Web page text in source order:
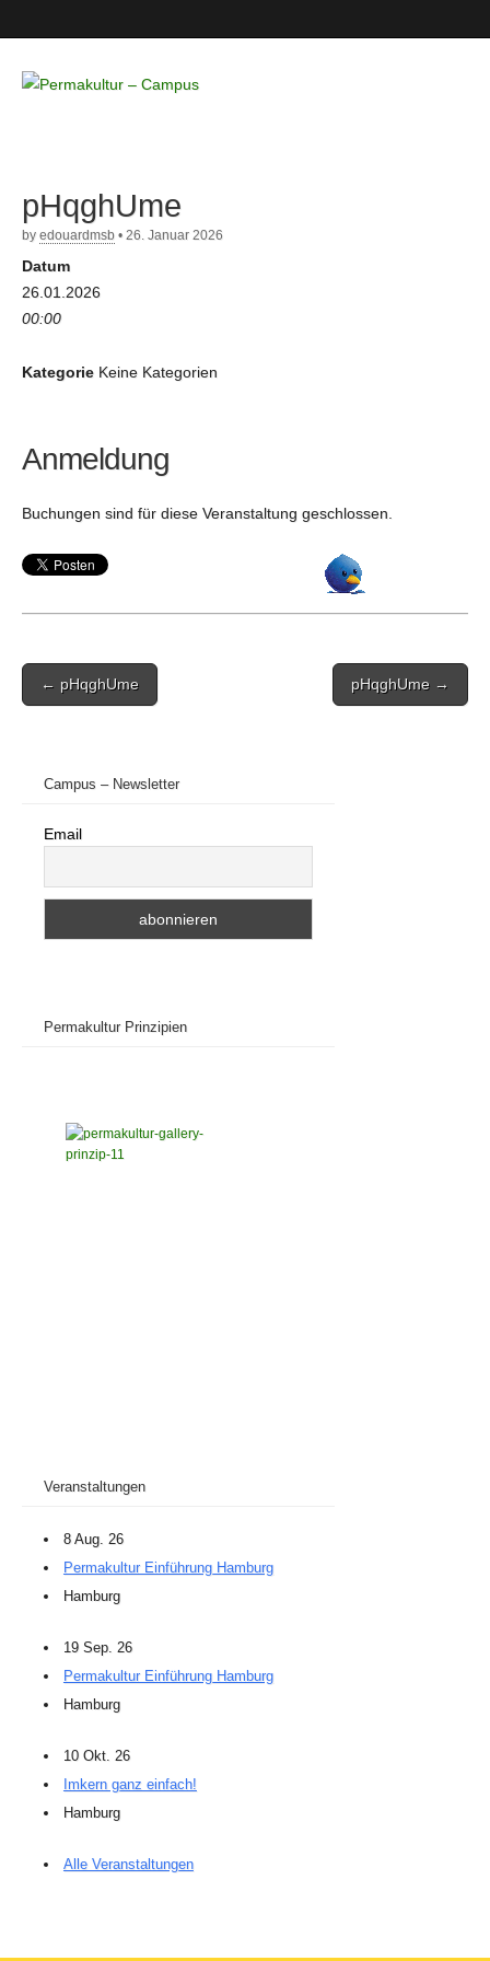
– Campus
pHqghUme
by edouardmsb • 26. Januar 2026
Datum
26.01.2026
00:00
Kategorie Keine Kategorien
Anmeldung
Buchungen sind für diese Veranstaltung geschlossen.
Post
navigation
← pHqghUme pHqghUme →
Campus – Newsletter
Email
Permakultur Prinzipien
Veranstaltungen
8 Aug. 26
Permakultur Einführung Hamburg
Hamburg
19 Sep. 26
Permakultur Einführung Hamburg
Hamburg
10 Okt. 26
Imkern ganz einfach!
Hamburg
Alle Veranstaltungen